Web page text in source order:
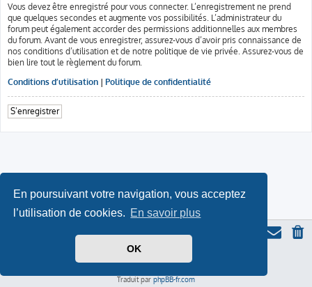
En poursuivant votre navigation, vous acceptez
l’utilisation de cookies. En savoir plus
OK
Vous devez être enregistré pour vous connecter. L’enregistrement ne prend
que quelques secondes et augmente vos possibilités. L’administrateur du
forum peut également accorder des permissions additionnelles aux membres
du forum. Avant de vous enregistrer, assurez-vous d’avoir pris connaissance de
nos conditions d’utilisation et de notre politique de vie privée. Assurez-vous de
bien lire tout le règlement du forum.
Conditions d’utilisation | Politique de confidentialité
S’enregistrer
Thème du forum serieallbasé sur ProLight Style par
Icone du panda parTriton, modifié par Serieall.
Traduit par phpBB-fr.com